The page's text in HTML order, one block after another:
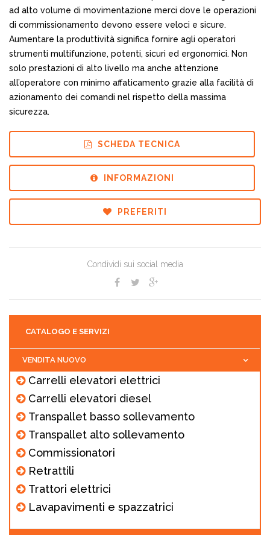
ad alto volume di movimentazione merci dove le operazioni
di commissionamento devono essere veloci e sicure.
Aumentare la produttività significa fornire agli operatori
strumenti multifunzione, potenti, sicuri ed ergonomici. Non
solo prestazioni di alto livello ma anche attenzione
all’operatore con minimo affaticamento grazie alla facilità di
azionamento dei comandi nel rispetto della massima
sicurezza.
SCHEDA TECNICA
INFORMAZIONI
PREFERITI
Condividi sui social media
CATALOGO E SERVIZI
VENDITA NUOVO
Carrelli elevatori elettrici
Carrelli elevatori diesel
Transpallet basso sollevamento
Transpallet alto sollevamento
Commissionatori
Retrattili
Trattori elettrici
Lavapavimenti e spazzatrici